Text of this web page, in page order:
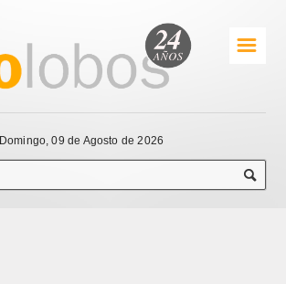
☰
Domingo, 09 de Agosto de 2026